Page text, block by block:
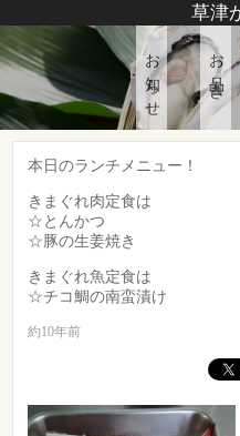
草津
お知らせ お品書き
本日のランチメニュー！
きまぐれ肉定食は
☆とんかつ
☆豚の生姜焼き
きまぐれ魚定食は
☆チコ鯛の南蛮漬け
約10年前